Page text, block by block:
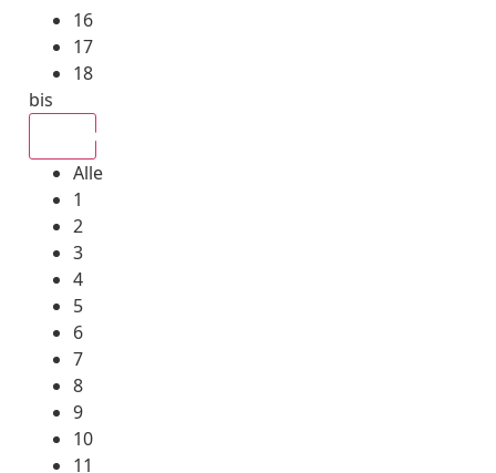
16
17
18
bis
Alle
1
2
3
4
5
6
7
8
9
10
11